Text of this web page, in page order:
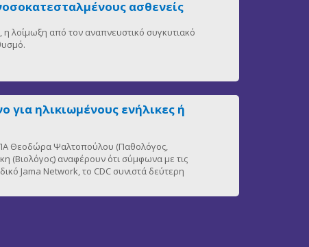
ασθενείς
η λοίμωξη από τον αναπνευστικό συγκυτιακό
για ηλικιωμένους ενήλικες ή
Θεοδώρα Ψαλτοπούλου (Παθολόγος,
(Βιολόγος) αναφέρουν ότι σύμφωνα με τις
Jama Network, το CDC συνιστά δεύτερη